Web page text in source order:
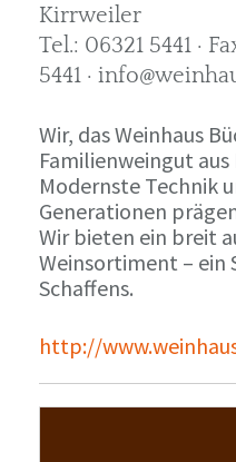
Kirrweiler
Tel.: 06321 5441 ·
5441 ·
Wir, das Weinhaus
Familienweingut
Modernste Technik
Generationen
Wir bieten ein breit
Weinsortiment – ein
Schaffens.
http://